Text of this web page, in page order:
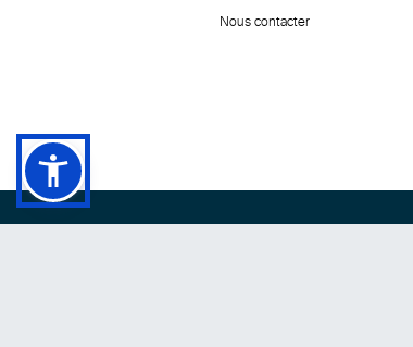
Nous contacter